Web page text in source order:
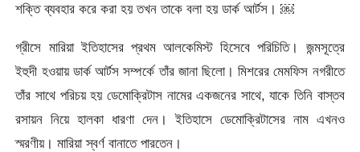
শক্তি ব্যবহার করে করা হয় তখন তাকে বলা হয় ডার্ক আর্টস। ￼
গ্রীসে মারিয়া ইতিহাসের প্রথম আলকেমিস্ট হিসেবে পরিচিতি। জন্মসূত্রে
ইহুদী হওয়ায় ডার্ক আর্টস সম্পর্কে তাঁর জানা ছিলো। মিশরের মেমফিস নগরীতে
তাঁর সাথে পরিচয় হয় ডেমোক্রিটাস নামের একজনের সাথে, যাকে তিনি বাস্তব
রসায়ন নিয়ে হালকা ধারণা দেন। ইতিহাসে ডেমোক্রিটাসের নাম এখনও
স্মরণীয়। মারিয়া স্বর্ণ বানাতে পারতেন।